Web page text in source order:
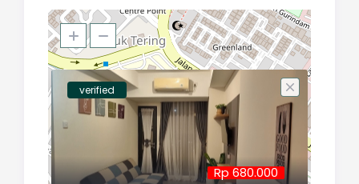
verified
Rp 680.000